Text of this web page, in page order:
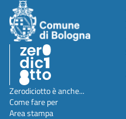
Zerodiciotto è anche...
Come fare per
Area stampa